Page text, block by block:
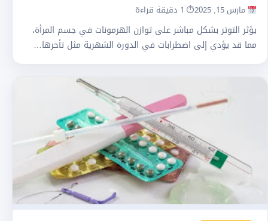
مارس 15, 2025 ⏱ 1 دقيقة قراءة
يؤثر التوتر بشكل مباشر على توازن الهرمونات في جسم المرأة،
مما قد يؤدي إلى اضطرابات في الدورة الشهرية مثل تأخرها…